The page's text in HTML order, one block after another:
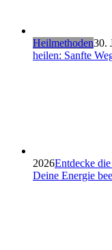
Heilmethoden30.
heilen: Sanfte
2026Entdecke
Deine Energie